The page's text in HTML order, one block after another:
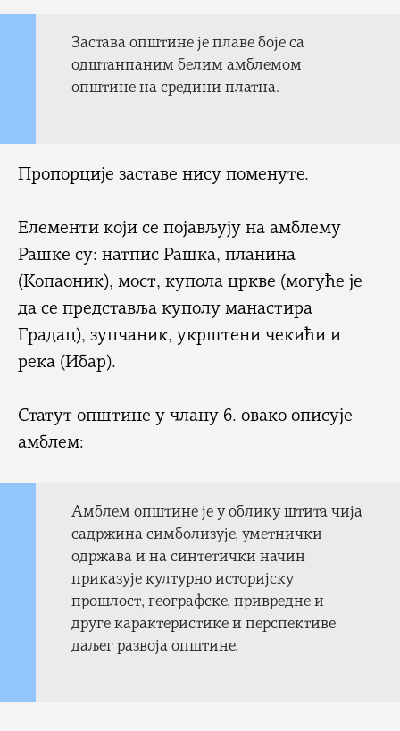
Застава општине је плаве боје са
одштанпаним белим амблемом
општине на средини платна.
Пропорције заставе нису поменуте.
Елементи који се појављују на амблему
Рашке су: натпис Рашка, планина
(Копаоник), мост, купола цркве (могуће је
да се представља куполу манастира
Градац), зупчаник, укрштени чекићи и
река (Ибар).
Статут општине у члану 6. овако описује
амблем:
Амблем општине је у облику штита чија
садржина симболизује, уметнички
одржава и на синтетички начин
приказује културно историјску
прошлост, географске, привредне и
друге карактеристике и перспективе
даљег развоја општине.